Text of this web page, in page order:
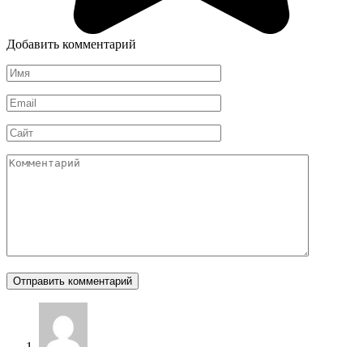
Добавить комментарий
Имя
*
Email
*
Сайт
Комментарий